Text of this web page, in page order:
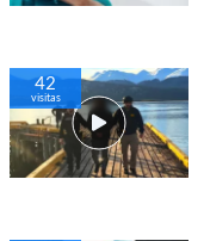
42
visitas